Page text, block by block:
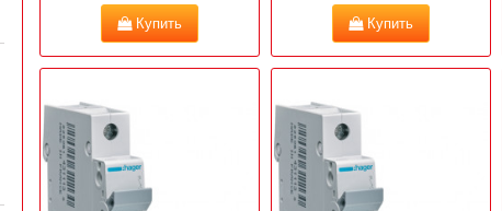
Купить Купить